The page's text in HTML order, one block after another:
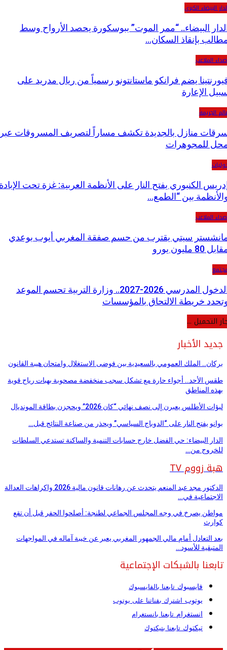
البيضاء الكبرى
البيضاء.. “ممر الموت” ببوسكورة يحصد الأرواح وسط
بإنقاذ السكان…
الملاعب
يضم فرانكو ماستانتونو رسمياً من ريال مدريد على
الإعارة
الجريمة
منازل بالجديدة تكشف مساراً لتصريف المسروقات عبر
للمجوهرات
الكنبوري يفتح النار على الأنظمة العربية: غزة تحت الإبادة
بين “الطمع…
الملاعب
سيتي يقترب من حسم صفقة المغربي أيوب بوعدي
80 مليون يورو
الدخول المدرسي 2026-2027.. وزارة التربية تحسم الموعد
خريطة الالتحاق بالمؤسسات
التحميل ...
جديد الأخبار
بركان.. الملك العمومي بالسعيدية بين فوضى الاستغلال وامتحان هيبة القانون
طقس الأحد.. أجواء حارة مع تشكل سجب منخفضة مصحوبة بهبات رياح قوية
بهذه المناطق
لبؤات الأطلس يعبرن إلى نصف نهائي “كان 2026” ويحجزن بطاقة المونديال
بوانو يفتح النار على “الدوباج السياسي” ويحذر من صناعة النتائج قبل…
الدار البيضاء: حي الفضل خارج حسابات التنمية والساكنة تستدعي السلطات
للخروج من…
هبة زووم TV
الدكتور مجد عبد المنعم يتحدث عن رهانات قانون مالية 2026 واكراهات العدالة
الاجتماعية في…
مواطن يصرخ في وجه المجلس الجماعي لطنجة: أصلحوا الحفر قبل أن تقع
كوارث
بعد التعادل أمام مالي الجمهور المغربي يعبر عن خيبة آماله في المواجهات
المتبقية للأسود…
تابعنا بالشبكات الإجتماعية
فايسبوك تابعنا بالفايسبوك
يوتوب اشترك بقناتنا على يوتوب
انستغرام تابعنا بانستغرام
تيكتوك تابعنا بتيكتوك